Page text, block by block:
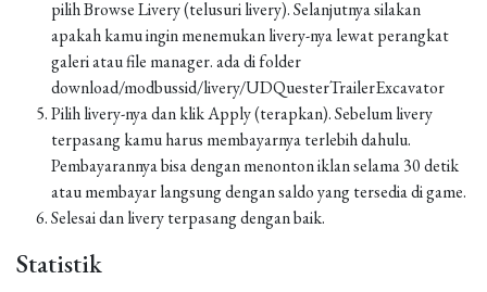
pilih Browse Livery (telusuri livery). Selanjutnya silakan
apakah kamu ingin menemukan livery-nya lewat perangkat
galeri atau file manager. ada di folder
download/modbussid/livery/UDQuesterTrailerExcavator
Pilih livery-nya dan klik Apply (terapkan). Sebelum livery
terpasang kamu harus membayarnya terlebih dahulu.
Pembayarannya bisa dengan menonton iklan selama 30 detik
atau membayar langsung dengan saldo yang tersedia di game.
Selesai dan livery terpasang dengan baik.
Statistik